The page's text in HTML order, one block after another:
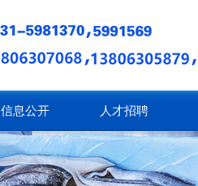
信息公开 人才招聘